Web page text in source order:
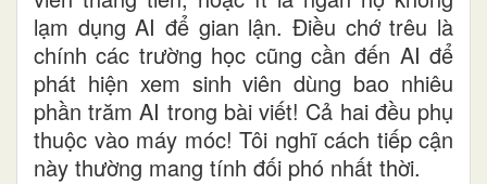
lạm dụng AI để gian lận. Điều chớ trêu là
chính các trường học cũng cần đến AI để
phát hiện xem sinh viên dùng bao nhiêu
phần trăm AI trong bài viết! Cả hai đều phụ
thuộc vào máy móc! Tôi nghĩ cách tiếp cận
này thường mang tính đối phó nhất thời.